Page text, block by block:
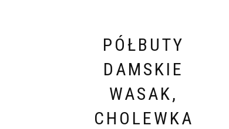
PÓŁBUTY
DAMSKIE
WASAK,
CHOLEWKA